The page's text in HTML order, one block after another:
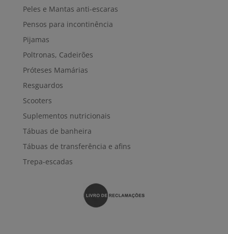
Peles e Mantas anti-escaras
Pensos para incontinência
Pijamas
Poltronas, Cadeirões
Próteses Mamárias
Resguardos
Scooters
Suplementos nutricionais
Tábuas de banheira
Tábuas de transferência e afins
Trepa-escadas